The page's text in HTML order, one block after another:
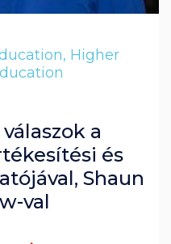
Higher
a
és
Shaun
val